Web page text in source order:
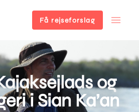
Få rejseforslag
og
i Sian Ka’an